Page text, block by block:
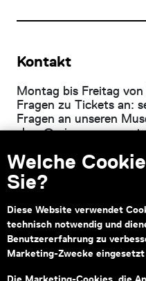
Welche
Sie?
Diese Website verwendet
technisch notwendig und
Benutzererfahrung zu
Marketing-Zwecke
Kontakt
Montag bis Freitag von
Fragen zu Tickets an:
Fragen an unseren
shop@wienmuseum.at
Wien Museum,
1040 Wien